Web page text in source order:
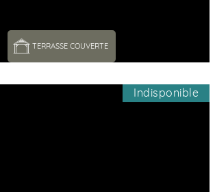
TERRASSE COUVERTE
Indisponible